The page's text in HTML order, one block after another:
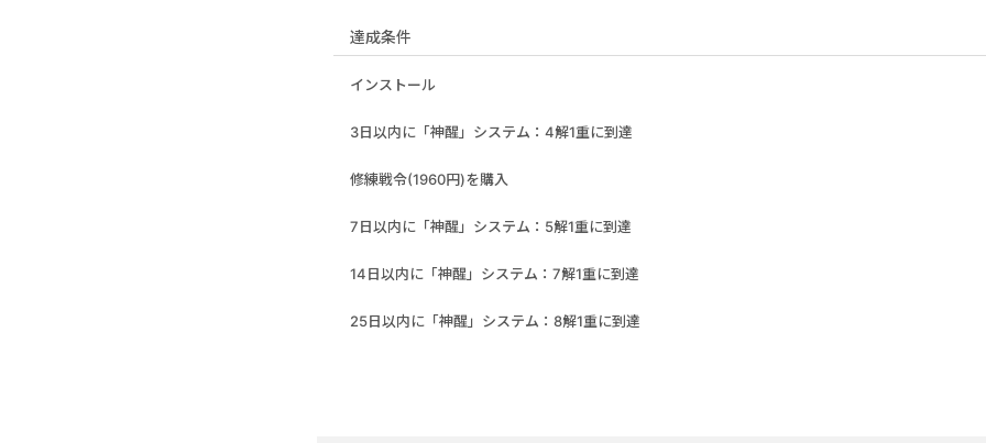
達成条件
インストール
3日以内に「神醒」システム：4解1重に到達
修練戦令(1960円)を購入
7日以内に「神醒」システム：5解1重に到達
14日以内に「神醒」システム：7解1重に到達
25日以内に「神醒」システム：8解1重に到達